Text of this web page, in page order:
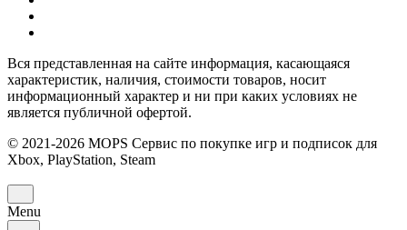
Вся представленная на сайте информация, касающаяся
характеристик, наличия, стоимости товаров, носит
информационный характер и ни при каких условиях не
является публичной офертой.
© 2021-2026 MOPS Сервис по покупке игр и подписок для
Xbox, PlayStation, Steam
Menu